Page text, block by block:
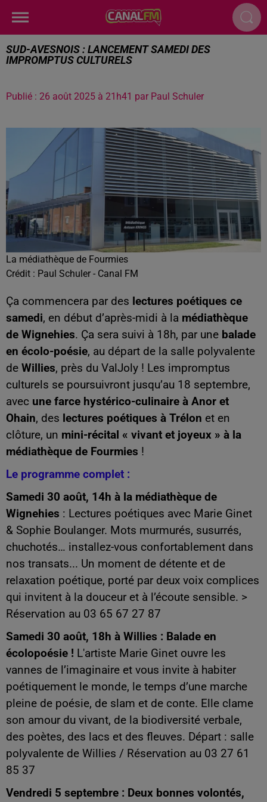
SUD-AVESNOIS : LANCEMENT SAMEDI DES
IMPROMPTUS CULTURELS
Publié : 26 août 2025 à 21h41 par Paul Schuler
La médiathèque de Fourmies
Crédit : Paul Schuler - Canal FM
Ça commencera par des lectures poétiques ce
samedi, en début d’après-midi à la médiathèque
de Wignehies. Ça sera suivi à 18h, par une balade
en écolo-poésie, au départ de la salle polyvalente
de Willies, près du ValJoly ! Les impromptus
culturels se poursuivront jusqu’au 18 septembre,
avec une farce hystérico-culinaire à Anor et
Ohain, des lectures poétiques à Trélon et en
clôture, un mini-récital « vivant et joyeux » à la
médiathèque de Fourmies !
Le programme complet :
Samedi 30 août, 14h à la médiathèque de
Wignehies : Lectures poétiques avec Marie Ginet
& Sophie Boulanger. Mots murmurés, susurrés,
chuchotés… installez-vous confortablement dans
nos transats... Un moment de détente et de
relaxation poétique, porté par deux voix complices
qui invitent à la douceur et à l’écoute sensible. >
Réservation au 03 65 67 27 87
Samedi 30 août, 18h à Willies : Balade en
écolopoésie ! L'artiste Marie Ginet ouvre les
vannes de l’imaginaire et vous invite à habiter
poétiquement le monde, le temps d’une marche
pleine de poésie, de slam et de conte. Elle clame
son amour du vivant, de la biodiversité verbale,
des poètes, des lacs et des fleuves. Départ : salle
polyvalente de Willies / Réservation au 03 27 61
85 37
Vendredi 5 septembre : Deux bonnes volontés,